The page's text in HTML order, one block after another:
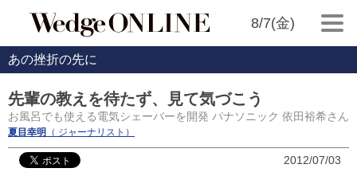
8/7(金)
あの挫折の先に
先輩の教えを待たず、見て気づこう
お風呂でも使える電気シェーバーを開発 パナソニック 依田裕希さん
夏目幸明 （ ジャーナリスト）
2012/07/03